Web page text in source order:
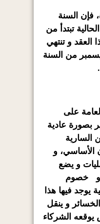
فإن السنة
تبتدأ من
العقد و تنتهي
من السنة
على
بصورة عادية
السارية
الأساسي، و
و يضع
و خصوم
يوجد فيها هذا
و ينقل
الشركاء